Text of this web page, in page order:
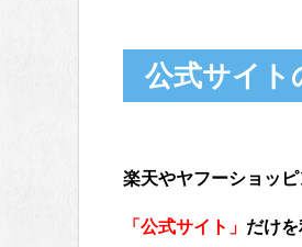
公式サイト
楽天やヤフーショッ
「公式サイト」 だけ